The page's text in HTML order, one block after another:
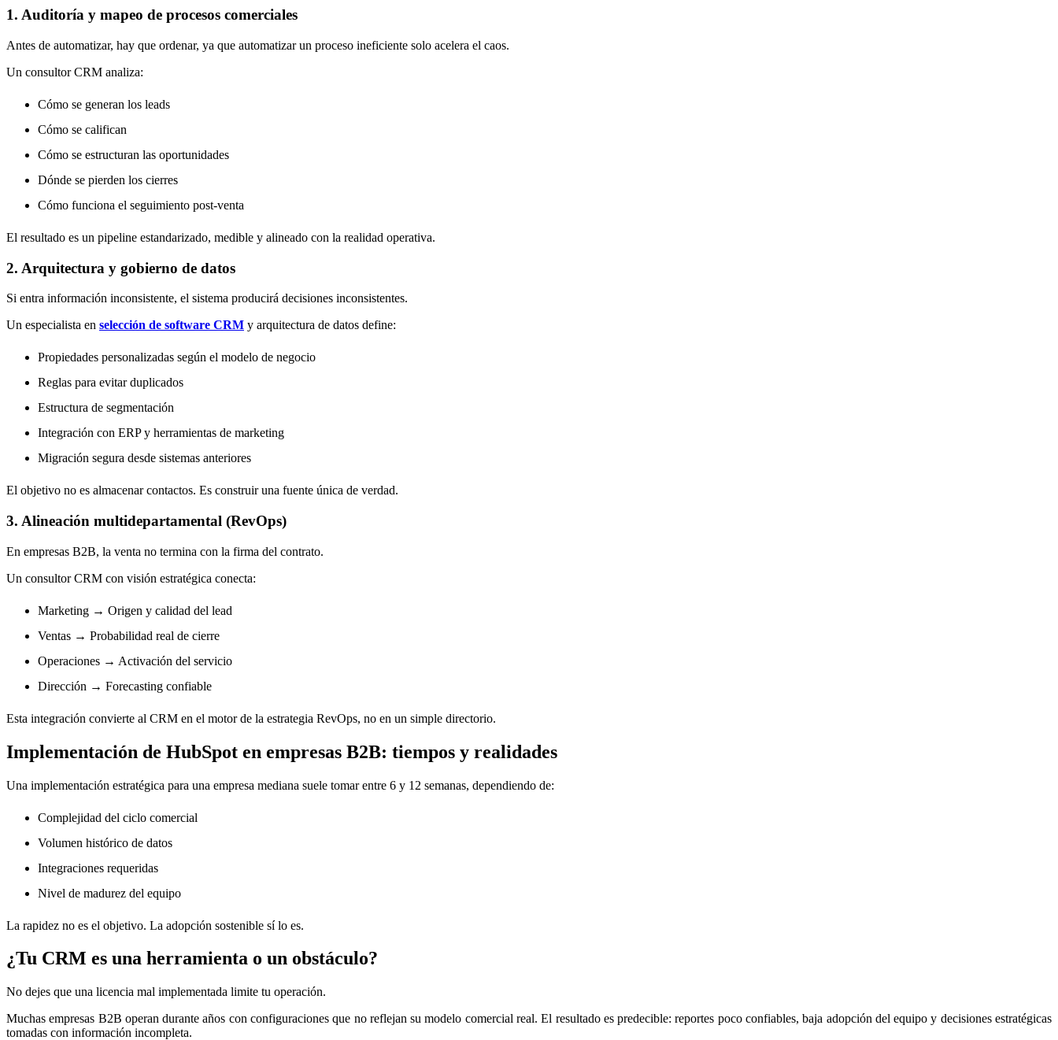
1. Auditoría y mapeo de procesos comerciales
Antes de automatizar, hay que ordenar, ya que automatizar un proceso ineficiente solo acelera el caos.
Un consultor CRM analiza:
Cómo se generan los leads
Cómo se califican
Cómo se estructuran las oportunidades
Dónde se pierden los cierres
Cómo funciona el seguimiento post-venta
El resultado es un pipeline estandarizado, medible y alineado con la realidad operativa.
2. Arquitectura y gobierno de datos
Si entra información inconsistente, el sistema producirá decisiones inconsistentes.
Un especialista en selección de software CRM y arquitectura de datos define:
Propiedades personalizadas según el modelo de negocio
Reglas para evitar duplicados
Estructura de segmentación
Integración con ERP y herramientas de marketing
Migración segura desde sistemas anteriores
El objetivo no es almacenar contactos. Es construir una fuente única de verdad.
3. Alineación multidepartamental (RevOps)
En empresas B2B, la venta no termina con la firma del contrato.
Un consultor CRM con visión estratégica conecta:
Marketing → Origen y calidad del lead
Ventas → Probabilidad real de cierre
Operaciones → Activación del servicio
Dirección → Forecasting confiable
Esta integración convierte al CRM en el motor de la estrategia RevOps, no en un simple directorio.
Implementación de HubSpot en empresas B2B: tiempos y realidades
Una implementación estratégica para una empresa mediana suele tomar entre 6 y 12 semanas, dependiendo de:
Complejidad del ciclo comercial
Volumen histórico de datos
Integraciones requeridas
Nivel de madurez del equipo
La rapidez no es el objetivo. La adopción sostenible sí lo es.
¿Tu CRM es una herramienta o un obstáculo?
No dejes que una licencia mal implementada limite tu operación.
Muchas empresas B2B operan durante años con configuraciones que no reflejan su modelo comercial real. El resultado es predecible: reportes poco confiables, baja adopción del equipo y decisiones estratégicas
tomadas con información incompleta.